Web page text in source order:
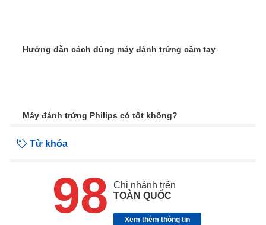
Hướng dẫn cách dùng máy đánh trứng cầm tay
Máy đánh trứng Philips có tốt không?
Từ khóa
98
Chi nhánh trên
TOÀN QUỐC
Xem thêm thông tin